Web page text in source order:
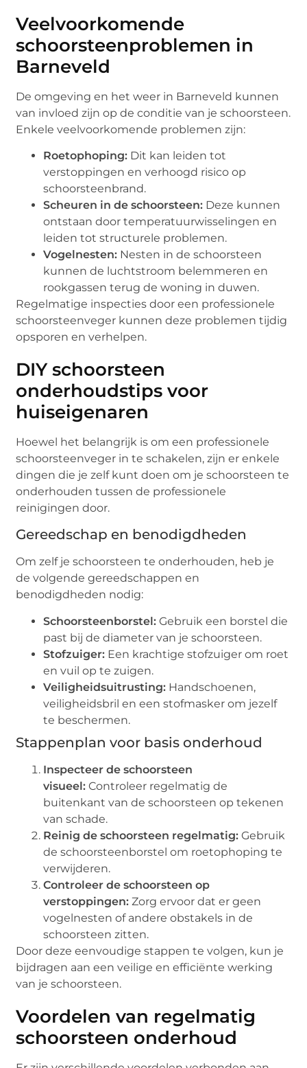
Veelvoorkomende
schoorsteenproblemen in
Barneveld
De omgeving en het weer in Barneveld kunnen
van invloed zijn op de conditie van je schoorsteen.
Enkele veelvoorkomende problemen zijn:
Roetophoping: Dit kan leiden tot
verstoppingen en verhoogd risico op
schoorsteenbrand.
Scheuren in de schoorsteen: Deze kunnen
ontstaan door temperatuurwisselingen en
leiden tot structurele problemen.
Vogelnesten: Nesten in de schoorsteen
kunnen de luchtstroom belemmeren en
rookgassen terug de woning in duwen.
Regelmatige inspecties door een professionele
schoorsteenveger kunnen deze problemen tijdig
opsporen en verhelpen.
DIY schoorsteen
onderhoudstips voor
huiseigenaren
Hoewel het belangrijk is om een professionele
schoorsteenveger in te schakelen, zijn er enkele
dingen die je zelf kunt doen om je schoorsteen te
onderhouden tussen de professionele
reinigingen door.
Gereedschap en benodigdheden
Om zelf je schoorsteen te onderhouden, heb je
de volgende gereedschappen en
benodigdheden nodig:
Schoorsteenborstel: Gebruik een borstel die
past bij de diameter van je schoorsteen.
Stofzuiger: Een krachtige stofzuiger om roet
en vuil op te zuigen.
Veiligheidsuitrusting: Handschoenen,
veiligheidsbril en een stofmasker om jezelf
te beschermen.
Stappenplan voor basis onderhoud
Inspecteer de schoorsteen
visueel: Controleer regelmatig de
buitenkant van de schoorsteen op tekenen
van schade.
Reinig de schoorsteen regelmatig: Gebruik
de schoorsteenborstel om roetophoping te
verwijderen.
Controleer de schoorsteen op
verstoppingen: Zorg ervoor dat er geen
vogelnesten of andere obstakels in de
schoorsteen zitten.
Door deze eenvoudige stappen te volgen, kun je
bijdragen aan een veilige en efficiënte werking
van je schoorsteen.
Voordelen van regelmatig
schoorsteen onderhoud